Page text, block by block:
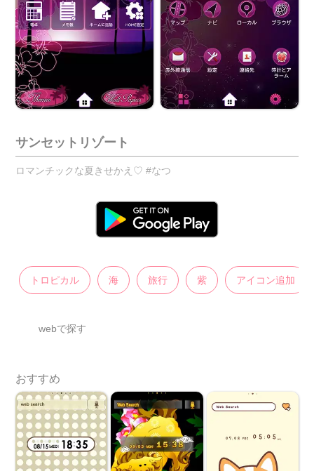
サンセットリゾート
ロマンチックな夏きせかえ♡ #なつ
トロピカル 海 旅行 紫 アイコン追加
webで探す
おすすめ